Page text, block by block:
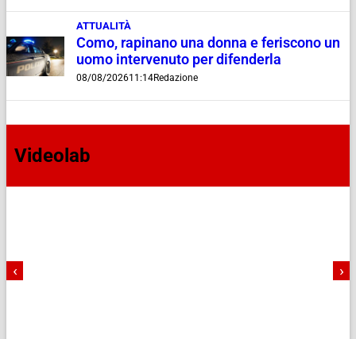
ATTUALITÀ
Como, rapinano una donna e feriscono un
uomo intervenuto per difenderla
08/08/202611:14Redazione
Videolab
‹ ›